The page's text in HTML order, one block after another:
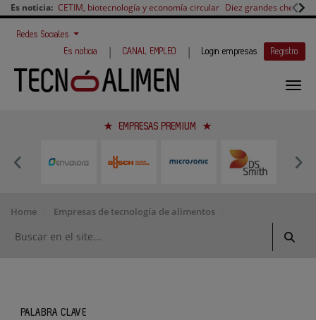
Es noticia: CETIM, biotecnología y economía circular Diez grandes chefs
Redes Sociales
Es noticia
| CANAL EMPLEO | Login empresas Registro
EMPRESAS PREMIUM
Home Empresas de tecnología de alimentos
PALABRA CLAVE